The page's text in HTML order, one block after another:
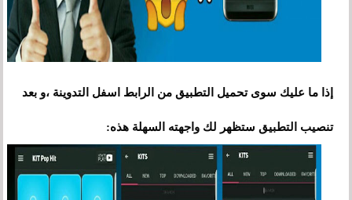
إذا ما عليك سوى تحميل التطبيق من الرابط اسفل التدوينة،و بعد
تنصيب التطبيق ستظهر لك واجهته السهلة هذه: